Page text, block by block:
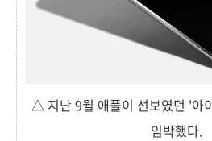
△ 지난 9월 애플이 선보였던 '아
임박했다.